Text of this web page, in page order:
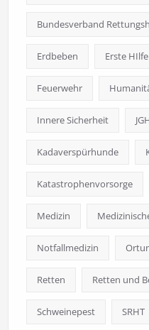
Bundesverband
Erdbeben Erste HIlfe
Feuerwehr
Innere Sicherheit
Kadaverspürhunde
Katastrophenvorsorge
Medizin
Notfallmedizin
Retten Retten und
Schweinepest SRHT